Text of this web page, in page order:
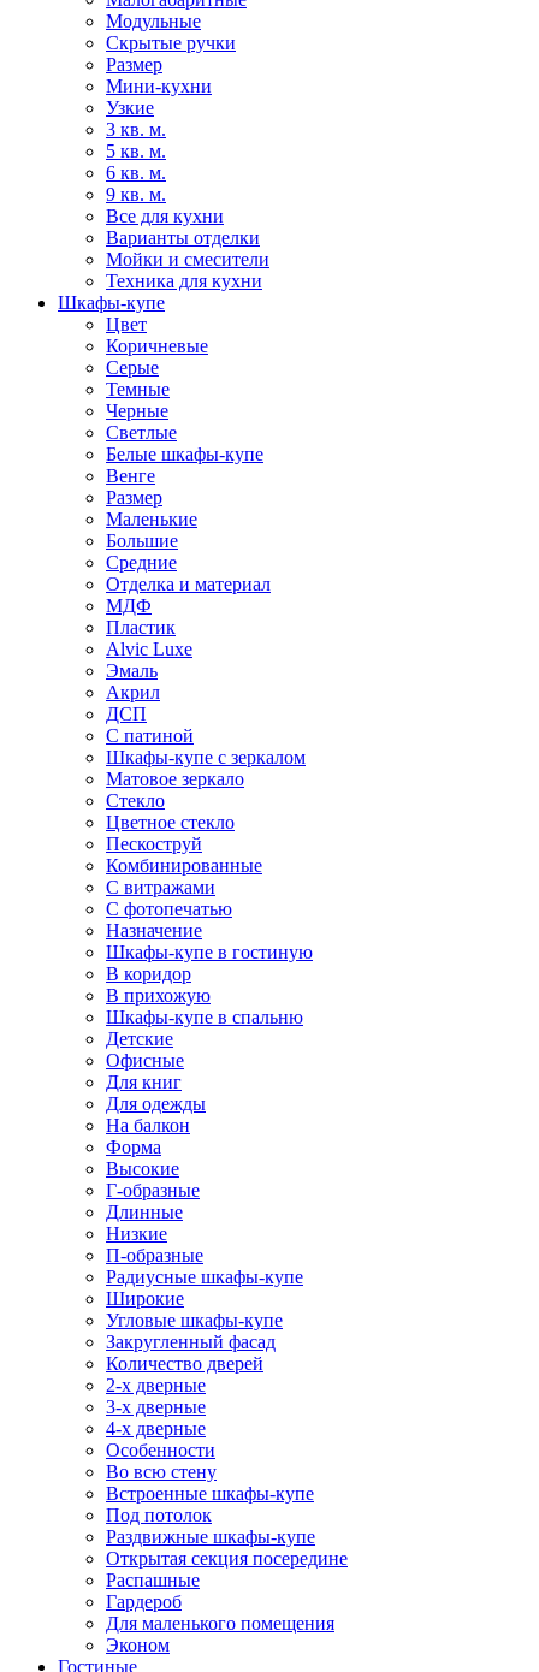
Модульные
Скрытые ручки
Размер
Мини-кухни
Узкие
3 кв. м.
5 кв. м.
6 кв. м.
9 кв. м.
Все для кухни
Варианты отделки
Мойки и смесители
Техника для кухни
Шкафы-купе
Цвет
Коричневые
Серые
Темные
Черные
Светлые
Белые шкафы-купе
Венге
Размер
Маленькие
Большие
Средние
Отделка и материал
МДФ
Пластик
Alvic Luxe
Эмаль
Акрил
ДСП
С патиной
Шкафы-купе с зеркалом
Матовое зеркало
Стекло
Цветное стекло
Пескоструй
Комбинированные
С витражами
С фотопечатью
Назначение
Шкафы-купе в гостиную
В коридор
В прихожую
Шкафы-купе в спальню
Детские
Офисные
Для книг
Для одежды
На балкон
Форма
Высокие
Г-образные
Длинные
Низкие
П-образные
Радиусные шкафы-купе
Широкие
Угловые шкафы-купе
Закругленный фасад
Количество дверей
2-х дверные
3-х дверные
4-х дверные
Особенности
Во всю стену
Встроенные шкафы-купе
Под потолок
Раздвижные шкафы-купе
Открытая секция посередине
Распашные
Гардероб
Для маленького помещения
Эконом
Гостиные